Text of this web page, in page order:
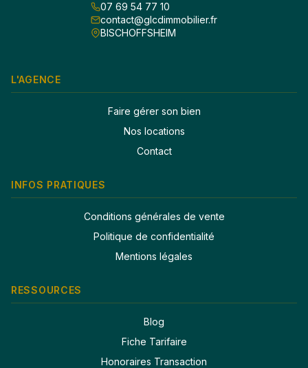
07 69 54 77 10
contact@glcdimmobilier.fr
BISCHOFFSHEIM
L'AGENCE
Faire gérer son bien
Nos locations
Contact
INFOS PRATIQUES
Conditions générales de vente
Politique de confidentialité
Mentions légales
RESSOURCES
Blog
Fiche Tarifaire
Honoraires Transaction